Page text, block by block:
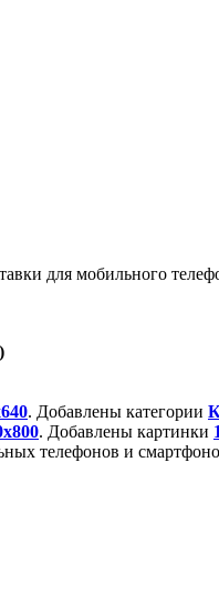
для мобильного
. Добавлены категории
. Добавлены картинки
телефонов и